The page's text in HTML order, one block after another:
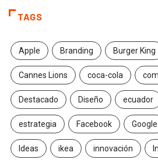
TAGS
Apple Branding Burger King
Cannes Lions coca-cola
Destacado Diseño ecuador
estrategia Facebook Google
Ideas ikea innovación